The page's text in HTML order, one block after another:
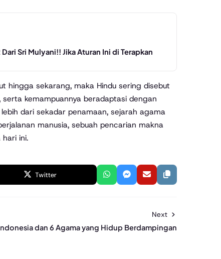
Sri Mulyani!! Jika Aturan Ini di Terapkan
hingga sekarang, maka Hindu sering disebut
kemampuannya beradaptasi dengan
dari sekadar penamaan, sejarah agama
manusia, sebuah pencarian makna
ini.
Twitter
Next
dan 6 Agama yang Hidup Berdampingan